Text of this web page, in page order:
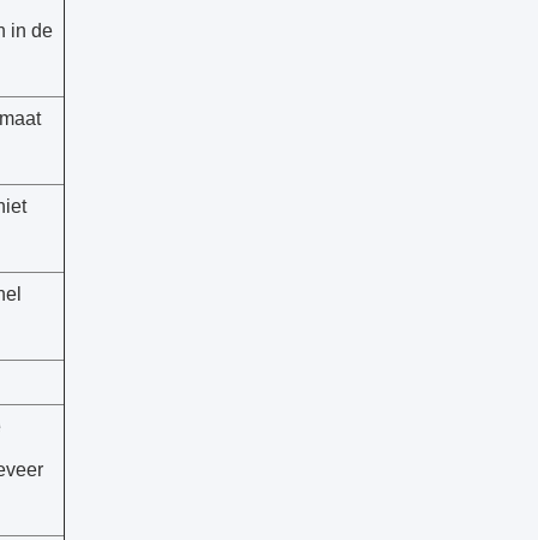
in de